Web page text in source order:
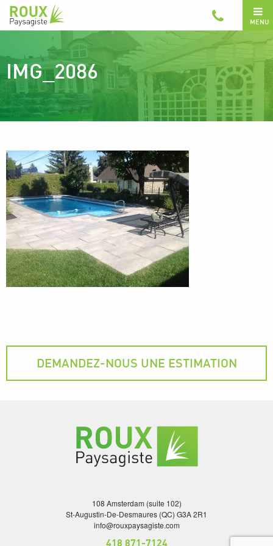
MENU
IMG_2086
DEMANDEZ-NOUS UNE ESTIMATION
108 Amsterdam (suite 102)
St-Augustin-De-Desmaures (QC) G3A 2R1
info@rouxpaysagiste.com
418 871-7124